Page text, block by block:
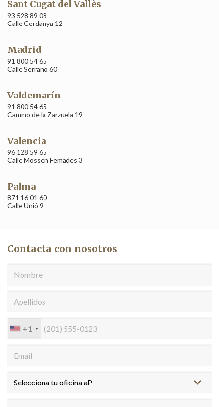
Sant Cugat del Vallès
93 528 89 08
Calle Cerdanya 12
Madrid
91 800 54 65
Calle Serrano 60
Valdemarín
91 800 54 65
Camino de la Zarzuela 19
Valencia
96 128 59 65
Calle Mossen Femades 3
Palma
871 16 01 60
Calle Unió 9
Contacta con nosotros
+1
Modificar cookies
Este sitio web utiliza Cookies propias para recopilar
Si continua navegando, supone la aceptación de la
instalación de las mismas. El usuario tiene la posibilidad
deberá tener en cuenta que dicha acción podrá ocasionar
dificultades de navegación de la página web.
comportamiento de los usuarios de este sitio web. La
información recogida mediante este tipo de cookies se
el fin de introducir mejoras en función del análisis de los
guardar la información de preferencia del usuario para
mejorar la calidad de nuestros servicios y para ofrecer una
mejor experiencia a través de productos recomendados.
Marketing y publicidad
sobre las preferencias y elecciones personales del usuario
navegación. Gracias a ellas, podemos conocer los hábitos
de navegación en el sitio web y mostrar publicidad